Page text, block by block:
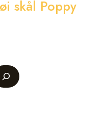
skål Poppy